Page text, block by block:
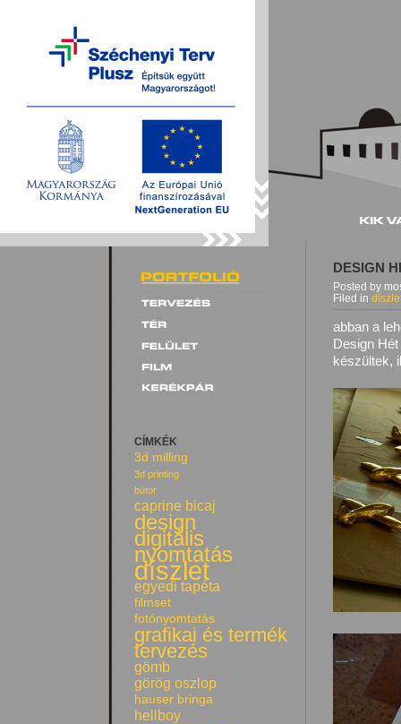
DESIGN
Posted by
Filed in
abban a
Design
készültek,
CÍMKÉK
3d milling
3d printing
bútor
caprine bicaj
design
digitális
nyomtatás
díszlet
egyedi tapéta
filmset
fotónyomtatás
grafikai és termék
tervezés
gömb
görög oszlop
hauser bringa
hellboy